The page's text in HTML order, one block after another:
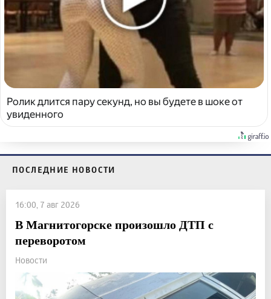
Ролик длится пару секунд, но вы будете в шоке от
увиденного
ПОСЛЕДНИЕ НОВОСТИ
16:00, 7 авг 2026
В Магнитогорске произошло ДТП с
переворотом
Новости